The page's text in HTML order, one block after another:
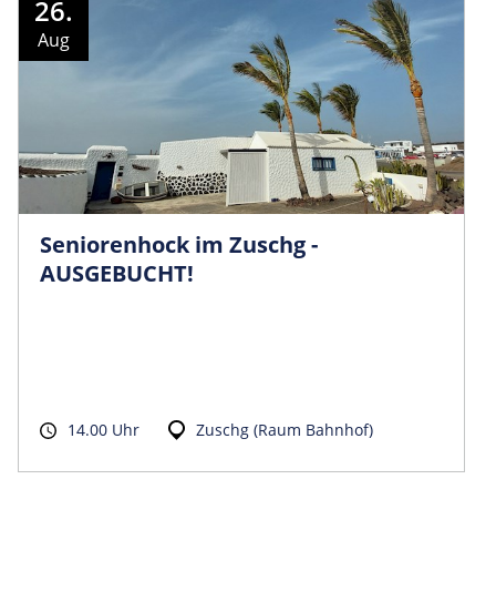
26.
Aug
Seniorenhock im Zuschg -
AUSGEBUCHT!
14.00 Uhr Zuschg (Raum Bahnhof)